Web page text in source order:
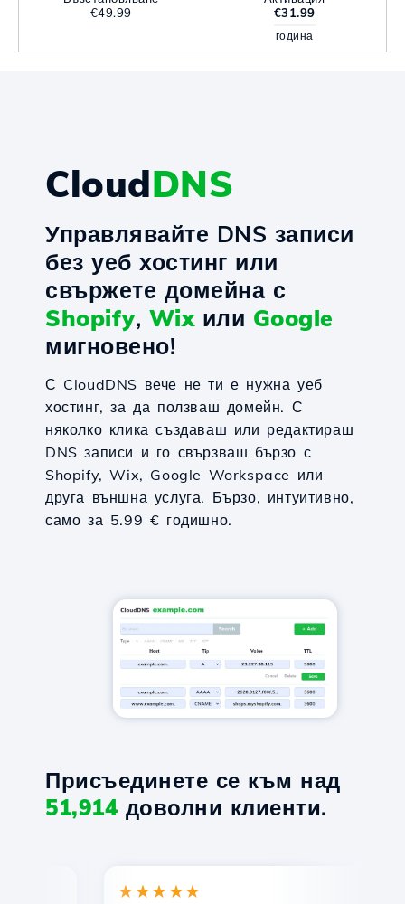
€49.99
€31.99
година
CloudDNS
Управлявайте DNS записи
без уеб хостинг или
свържете домейна с
Shopify, Wixили Google
мигновено!
С CloudDNS вече не ти е нужна уеб
хостинг, за да ползваш домейн. С
няколко клика създаваш или редактираш
DNS записи и го свързваш бързо с
Shopify, Wix, Google Workspace или
друга външна услуга. Бързо, интуитивно,
само за 5.99 € годишно.
Присъединете се към над
51,914доволни клиенти.
★★★★★